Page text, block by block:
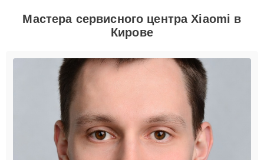
Мастера сервисного центра Xiaomi в
Кирове